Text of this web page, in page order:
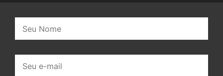
mail: